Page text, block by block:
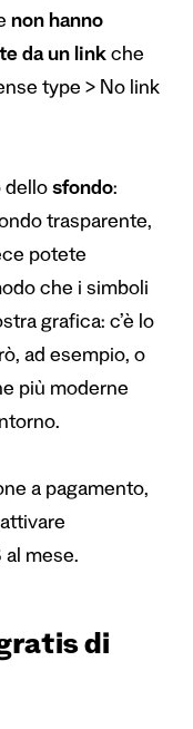
non hanno
da un link che
type > No link
dellosfondo:
trasparente,
potete
che i simboli
grafica: c’è lo
ad esempio, o
più moderne
a pagamento,
al mese.
di